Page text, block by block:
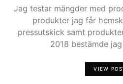
Jag testar mängder med
produkter jag får
pressutskick samt
2018 bestämde
VIEW